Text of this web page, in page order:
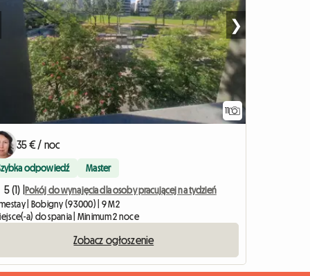
11
❯
35 € / noc
odpowiedź Master
5 (1) |
Pokój do wynajęcia dla osoby pracującej na tydzień
| Bobigny (93000) | 9 M2
a) do spania | Minimum 2 noce
Zobacz ogłoszenie